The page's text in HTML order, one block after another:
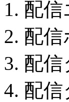
配信
配信
配信
配信